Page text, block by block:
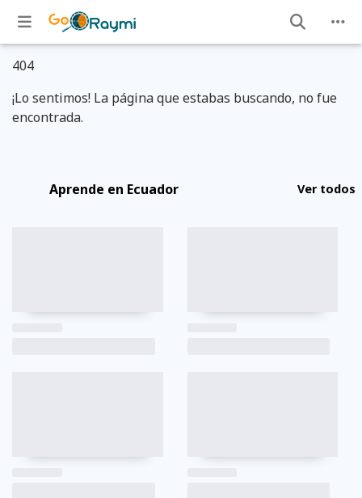
404
¡Lo sentimos! La página que estabas buscando, no fue
encontrada.
Aprende en Ecuador Ver todos